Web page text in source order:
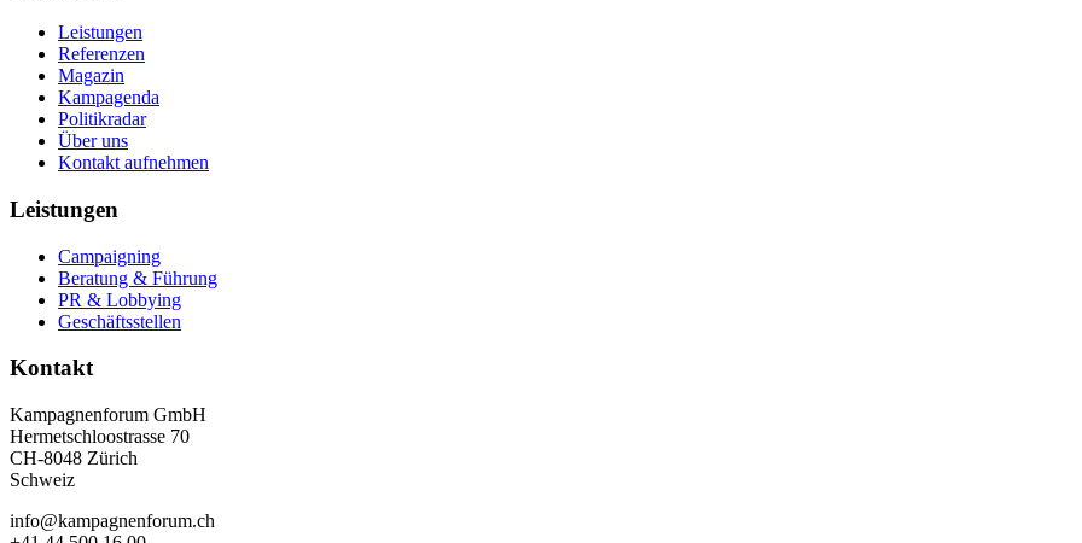
Leistungen
Referenzen
Magazin
Kampagenda
Politikradar
Über uns
Kontakt aufnehmen
Leistungen
Campaigning
Beratung & Führung
PR & Lobbying
Geschäftsstellen
Kontakt
Kampagnenforum GmbH
Hermetschloostrasse 70
CH-8048 Zürich
Schweiz
info@kampagnenforum.ch